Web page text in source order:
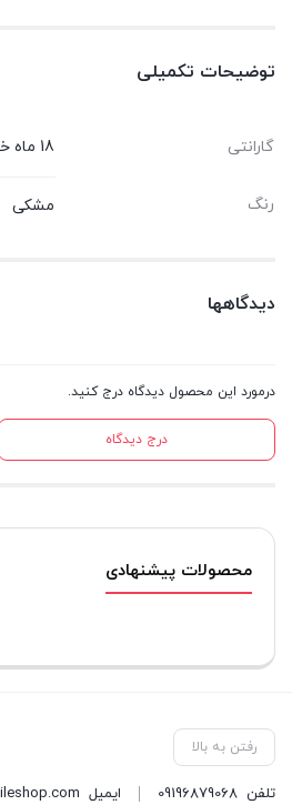
توضیحات تکمیلی
گارانتی 18 ماه خدمات پس از فروش ( 6 ماه تعویض قطعه )
رنگ مشکی
دیدگاهها
درمورد این محصول دیدگاه درج کنید.
درج دیدگاه
محصولات پیشنهادی
رفتن به بالا
تلفن 09196879068 ایمیل